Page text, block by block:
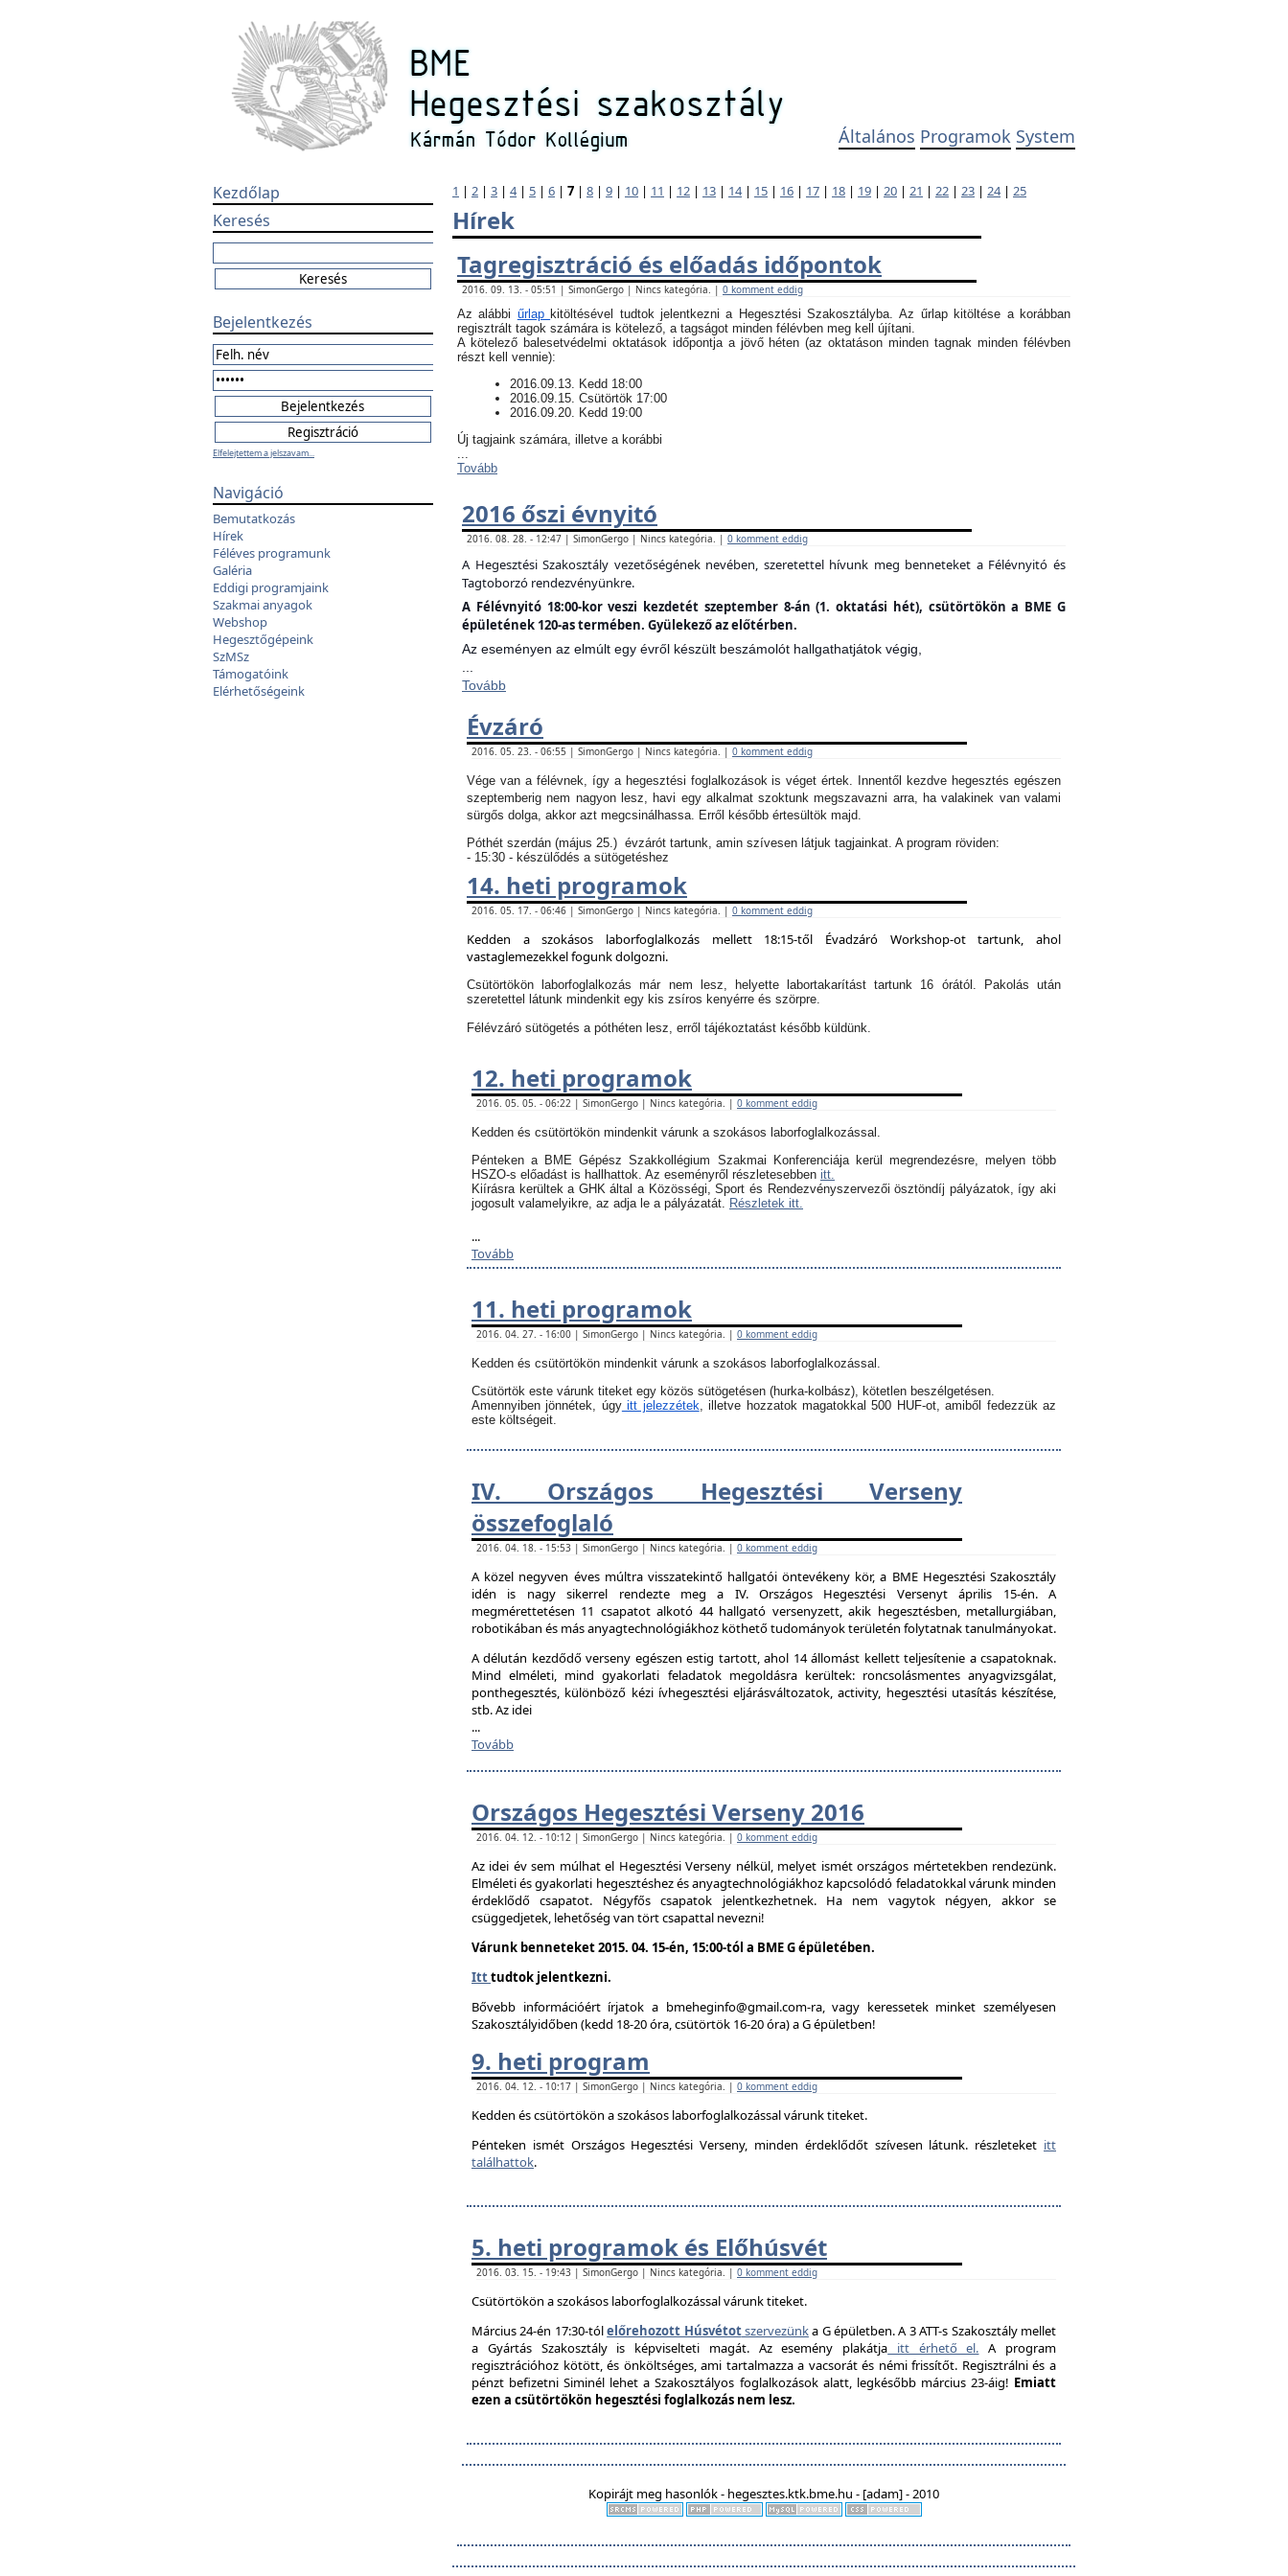
Általános Programok System
Kezdőlap
Keresés
Bejelentkezés
Elfelejtettem a jelszavam...
Navigáció
Bemutatkozás
Hírek
Féléves programunk
Galéria
Eddigi programjaink
Szakmai anyagok
Webshop
Hegesztőgépeink
SzMSz
Támogatóink
Elérhetőségeink
1 | 2 | 3 | 4| 5 | 6 | 7 | 8 | 9 | 10 | 11 | 12 | 13 | 14| 15 | 16 | 17 | 18 | 19 | 20 | 21 | 22 | 23 | 24| 25
Hírek
Tagregisztráció és előadás időpontok
2016. 09. 13. - 05:51 | SimonGergo | Nincs kategória. | 0 komment eddig
Az alábbi űrlap kitöltésével tudtok jelentkezni a Hegesztési Szakosztályba. Az űrlap kitöltése a korábban
regisztrált tagok számára is kötelező, a tagságot minden félévben meg kell újítani.
​A kötelező balesetvédelmi oktatások időpontja a jövő héten (az oktatáson minden tagnak minden félévben
részt kell vennie):
​2016.09.13. Kedd 18:00
2016.09.15. Csütörtök 17:00
2016.09.20. Kedd 19:00
Új tagjaink számára, illetve a korábbi
...
Tovább
2016 őszi évnyitó
2016. 08. 28. - 12:47 | SimonGergo | Nincs kategória. | 0 komment eddig
A Hegesztési Szakosztály vezetőségének nevében, szeretettel hívunk meg benneteket a Félévnyitó és
Tagtoborzó rendezvényünkre.
A Félévnyitó 18:00-kor veszi kezdetét szeptember 8-án (1. oktatási hét), csütörtökön a BME G
épületének 120-as termében. Gyülekező az előtérben.
Az eseményen az elmúlt egy évről készült beszámolót hallgathatjátok végig,
Tovább
Évzáró
2016. 05. 23. - 06:55 | SimonGergo | Nincs kategória. | 0 komment eddig
Vége van a félévnek, így a hegesztési foglalkozások is véget értek. Innentől kezdve hegesztés egészen
szeptemberig nem nagyon lesz, havi egy alkalmat szoktunk megszavazni arra, ha valakinek van valami
sürgős dolga, akkor azt megcsinálhassa. Erről később értesültök majd.
Póthét szerdán (május 25.) évzárót tartunk, amin szívesen látjuk tagjainkat. A program röviden:
- 15:30 - készülődés a sütögetéshez
14. heti programok
2016. 05. 17. - 06:46 | SimonGergo | Nincs kategória. | 0 komment eddig
Kedden a szokásos laborfoglalkozás mellett 18:15-től Évadzáró Workshop-ot tartunk, ahol
vastaglemezekkel fogunk dolgozni.
Csütörtökön laborfoglalkozás már nem lesz, helyette labortakarítást tartunk 16 órától. Pakolás után
szeretettel látunk mindenkit egy kis zsíros kenyérre és szörpre.
Félévzáró sütögetés a póthéten lesz, erről tájékoztatást később küldünk.
12. heti programok
2016. 05. 05. - 06:22 | SimonGergo | Nincs kategória. | 0 komment eddig
Kedden és csütörtökön mindenkit várunk a szokásos laborfoglalkozással.
Pénteken a BME Gépész Szakkollégium Szakmai Konferenciája kerül megrendezésre, melyen több
HSZO-s előadást is hallhattok. Az eseményről részletesebben itt.
Kiírásra kerültek a GHK által a Közösségi, Sport és Rendezvényszervezői ösztöndíj pályázatok, így aki
jogosult valamelyikre, az adja le a pályázatát. Részletek itt.
...
Tovább
11. heti programok
2016. 04. 27. - 16:00 | SimonGergo | Nincs kategória. | 0 komment eddig
Kedden és csütörtökön mindenkit várunk a szokásos laborfoglalkozással.
Csütörtök este várunk titeket egy közös sütögetésen (hurka-kolbász), kötetlen beszélgetésen.
Amennyiben jönnétek, úgyitt jelezzétek, illetve hozzatok magatokkal 500 HUF-ot, amiből fedezzük az
este költségeit.
IV. Országos Hegesztési Verseny
összefoglaló
2016. 04. 18. - 15:53 | SimonGergo | Nincs kategória. | 0 komment eddig
A közel negyven éves múltra visszatekintő hallgatói öntevékeny kör, a BME Hegesztési Szakosztály
idén is nagy sikerrel rendezte meg a IV. Országos Hegesztési Versenyt április 15-én. A
megmérettetésen 11 csapatot alkotó 44 hallgató versenyzett, akik hegesztésben, metallurgiában,
robotikában és más anyagtechnológiákhoz köthető tudományok területén folytatnak tanulmányokat.
A délután kezdődő verseny egészen estig tartott, ahol 14 állomást kellett teljesítenie a csapatoknak.
Mind elméleti, mind gyakorlati feladatok megoldásra kerültek: roncsolásmentes anyagvizsgálat,
ponthegesztés, különböző kézi ívhegesztési eljárásváltozatok, activity, hegesztési utasítás készítése,
stb. Az idei
...
Tovább
Országos Hegesztési Verseny 2016
2016. 04. 12. - 10:12 | SimonGergo | Nincs kategória. | 0 komment eddig
Az idei év sem múlhat el Hegesztési Verseny nélkül, melyet ismét országos mértetekben rendezünk.
Elméleti és gyakorlati hegesztéshez és anyagtechnológiákhoz kapcsolódó feladatokkal várunk minden
érdeklődő csapatot. Négyfős csapatok jelentkezhetnek. Ha nem vagytok négyen, akkor se
csüggedjetek, lehetőség van tört csapattal nevezni!
Várunk benneteket 2015. 04. 15-én, 15:00-tól a BME G épületében.
Itttudtok jelentkezni.
Bővebb információért írjatok a bmeheginfo@gmail.com-ra, vagy keressetek minket személyesen
Szakosztályidőben (kedd 18-20 óra, csütörtök 16-20 óra) a G épületben!
9. heti program
2016. 04. 12. - 10:17 | SimonGergo | Nincs kategória. | 0 komment eddig
Kedden és csütörtökön a szokásos laborfoglalkozással várunk titeket.
Pénteken ismét Országos Hegesztési Verseny, minden érdeklődőt szívesen látunk. részleteket itt
találhattok.
5. heti programok és Előhúsvét
2016. 03. 15. - 19:43 | SimonGergo | Nincs kategória. | 0 komment eddig
Csütörtökön a szokásos laborfoglalkozással várunk titeket.
Március 24-én 17:30-tólelőrehozott Húsvétotszervezünka G épületben. A 3 ATT-s Szakosztály mellet
a Gyártás Szakosztály is képviselteti magát. Az esemény plakátja itt érhető el. A program
regisztrációhoz kötött, és önköltséges, ami tartalmazza a vacsorát és némi frissítőt. Regisztrálni és a
pénzt befizetni Siminél lehet a Szakosztályos foglalkozások alatt, legkésőbb március 23-áig! Emiatt
ezen a csütörtökön hegesztési foglalkozás nem lesz.
Kopirájt meg hasonlók - hegesztes.ktk.bme.hu - [adam] - 2010